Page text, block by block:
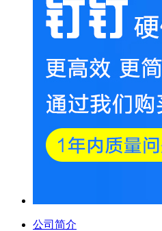
公司简介